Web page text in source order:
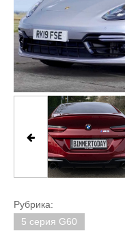
Рубрика:
5 серия G60